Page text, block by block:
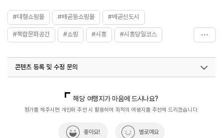
#대형쇼핑몰 #배곧동쇼핑몰 #배곧신도시
#복합문화공간 #쇼핑 #시흥 #시흥당일코스
콘텐츠 등록 및 수정 문의
해당 여행지가 마음에 드시나요?
평가를 해주시면 개인화 추천 시 활용하여 최적의 여행지를 추천해 드리겠습니다.
좋아요! 별로예요